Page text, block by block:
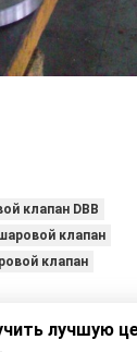
клапан DBB
клапан
клапан
лучшую